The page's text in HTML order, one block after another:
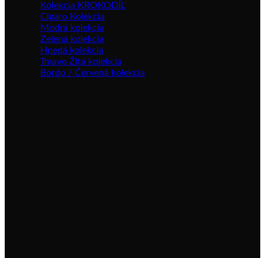
Kolekcia KROKODÍL
Cigaro Kolekcia
Modrá kolekcia
Zelená kolekcia
Hnedá kolekcia
Tmavo Žltá kolekcia
Bordo / Červená kolekcia